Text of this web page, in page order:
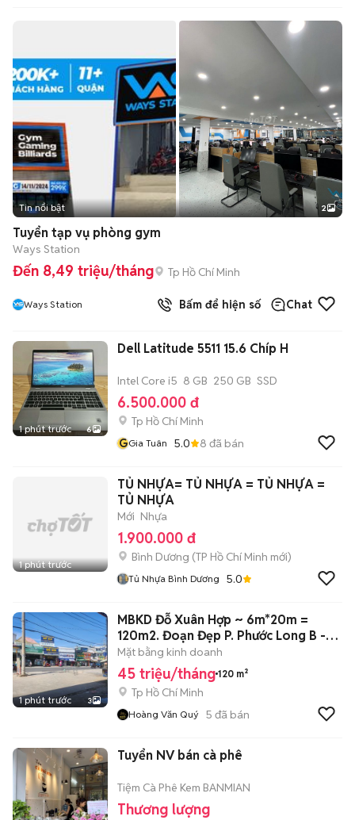
Tin nổi bật 2
Tuyển tạp vụ phòng gym
Ways Station
Đến 8,49 triệu/tháng Tp Hồ Chí Minh
Ways Station Bấm để hiện số Chat
1 phút trước 6
Dell Latitude 5511 15.6 Chíp H
Intel Core i5 8 GB 250 GB SSD
6.500.000 đ
Tp Hồ Chí Minh
GGia Tuân 5.0 8 đã bán
1 phút trước
TỦ NHỰA= TỦ NHỰA = TỦ NHỰA =
TỦ NHỰA
Mới Nhựa
1.900.000 đ
Bình Dương (TP Hồ Chí Minh mới)
Tủ Nhựa Bình Dương 5.0
1 phút trước 3
MBKD Đỗ Xuân Hợp ~ 6m*20m =
120m2. Đoạn Đẹp P. Phước Long B -
Q9. 45Tr
Mặt bằng kinh doanh
45 triệu/tháng 120 m²
Tp Hồ Chí Minh
Hoàng Văn Quý 5 đã bán
Tuyển NV bán cà phê
Tiệm Cà Phê Kem BANMIAN
Thương lượng